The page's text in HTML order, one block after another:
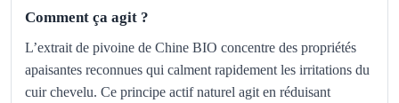
Comment ça agit ?
L’extrait de pivoine de Chine BIO concentre des propriétés
apaisantes reconnues qui calment rapidement les irritations du
cuir chevelu. Ce principe actif naturel agit en réduisant